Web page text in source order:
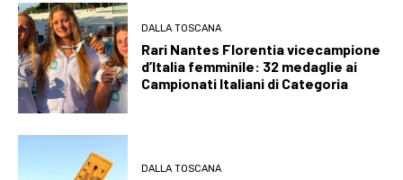
DALLA TOSCANA
Rari Nantes Florentia vicecampione
d’Italia femminile: 32 medaglie ai
Campionati Italiani di Categoria
DALLA TOSCANA